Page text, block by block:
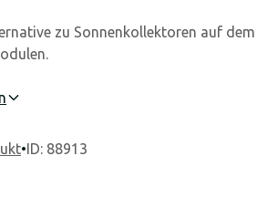
zu Sonnenkollektoren auf
•ID: 88913